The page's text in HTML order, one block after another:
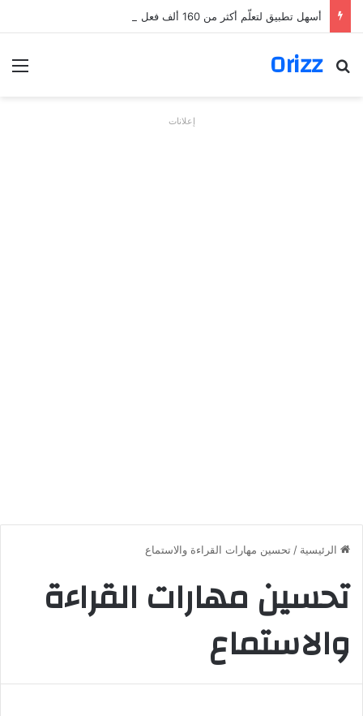
أسهل تطبيق لتعلّم أكثر من 160 ألف فعل بالألمانية
Orizz
بحث عن
إعلانات
الرئيسية / تحسين مهارات القراءة والاستماع
تحسين مهارات القراءة
والاستماع